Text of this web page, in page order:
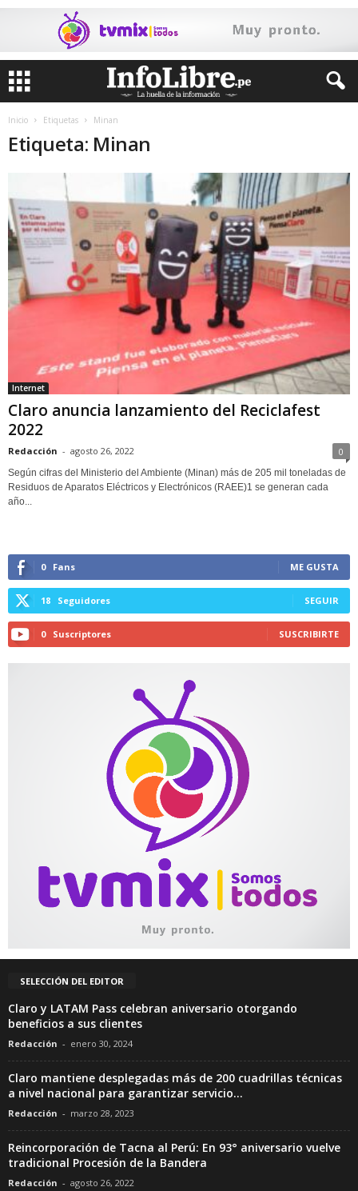
Inicio Etiquetas Minan
Etiqueta: Minan
Internet
Claro anuncia lanzamiento del Reciclafest
2022
Redacción - agosto 26, 2022 0
Según cifras del Ministerio del Ambiente (Minan) más de 205 mil toneladas de
Residuos de Aparatos Eléctricos y Electrónicos (RAEE)1 se generan cada
año...
0 Fans ME GUSTA
18 Seguidores SEGUIR
0 Suscriptores SUSCRIBIRTE
SELECCIÓN DEL EDITOR
Claro y LATAM Pass celebran aniversario otorgando
beneficios a sus clientes
Redacción - enero 30, 2024
Claro mantiene desplegadas más de 200 cuadrillas técnicas
a nivel nacional para garantizar servicio...
Redacción - marzo 28, 2023
Reincorporación de Tacna al Perú: En 93° aniversario vuelve
tradicional Procesión de la Bandera
Redacción - agosto 26, 2022